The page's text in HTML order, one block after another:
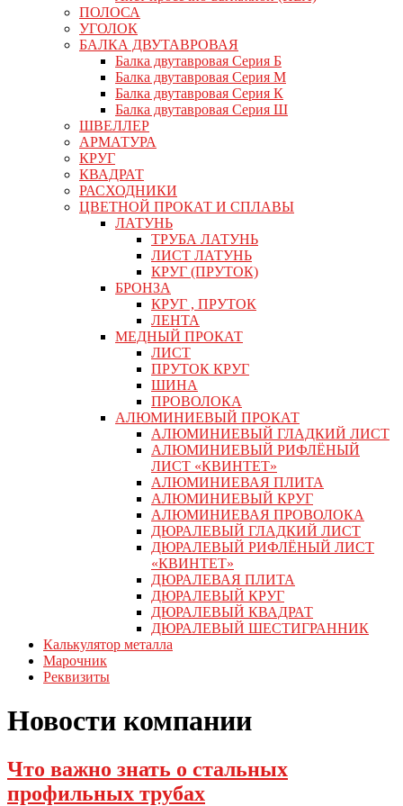
ПОЛОСА
УГОЛОК
БАЛКА ДВУТАВРОВАЯ
Балка двутавровая Серия Б
Балка двутавровая Серия М
Балка двутавровая Серия К
Балка двутавровая Серия Ш
ШВЕЛЛЕР
АРМАТУРА
КРУГ
КВАДРАТ
РАСХОДНИКИ
ЦВЕТНОЙ ПРОКАТ И СПЛАВЫ
ЛАТУНЬ
ТРУБА ЛАТУНЬ
ЛИСТ ЛАТУНЬ
КРУГ (ПРУТОК)
БРОНЗА
КРУГ , ПРУТОК
ЛЕНТА
МЕДНЫЙ ПРОКАТ
ЛИСТ
ПРУТОК КРУГ
ШИНА
ПРОВОЛОКА
АЛЮМИНИЕВЫЙ ПРОКАТ
АЛЮМИНИЕВЫЙ ГЛАДКИЙ ЛИСТ
АЛЮМИНИЕВЫЙ РИФЛЁНЫЙ
ЛИСТ «КВИНТЕТ»
АЛЮМИНИЕВАЯ ПЛИТА
АЛЮМИНИЕВЫЙ КРУГ
АЛЮМИНИЕВАЯ ПРОВОЛОКА
ДЮРАЛЕВЫЙ ГЛАДКИЙ ЛИСТ
ДЮРАЛЕВЫЙ РИФЛЁНЫЙ ЛИСТ
«КВИНТЕТ»
ДЮРАЛЕВАЯ ПЛИТА
ДЮРАЛЕВЫЙ КРУГ
ДЮРАЛЕВЫЙ КВАДРАТ
ДЮРАЛЕВЫЙ ШЕСТИГРАННИК
Калькулятор металла
Марочник
Реквизиты
Новости компании
Что важно знать о стальных
профильных трубах